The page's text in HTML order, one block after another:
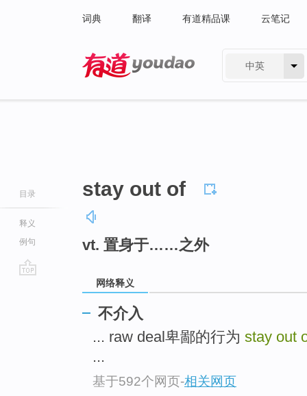
词典 翻译 有道精品课 云笔记
中英
目录
释义
例句
stay out of
vt. 置身于……之外
网络释义
不介入
... raw deal卑鄙的行为 stay out
...
基于592个网页-相关网页